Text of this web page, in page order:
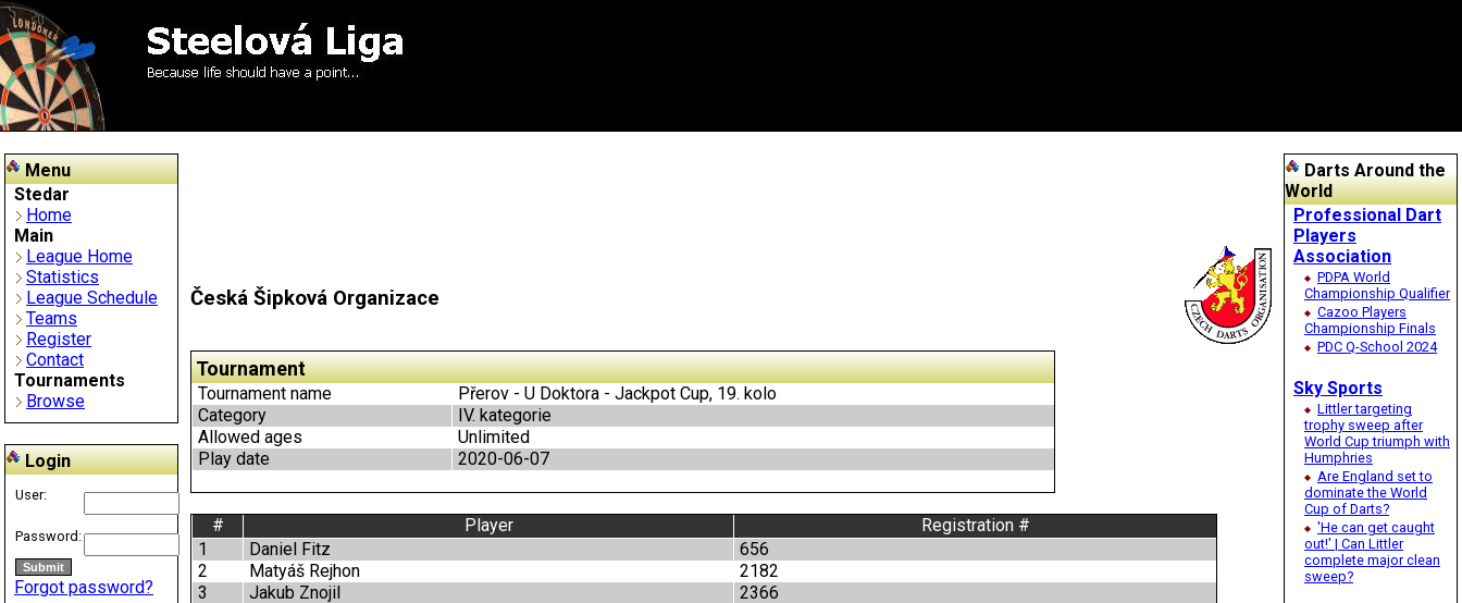
Menu
Stedar
Home
Main
League Home
Statistics
League Schedule
Teams
Register
Contact
Tournaments
Browse
Login
User:
Password:
Forgot password?
Darts Around the
World
Professional Dart
Players
Association
PDPA World
Championship Qualifier
Cazoo Players
Championship Finals
PDC Q-School 2024
Sky Sports
Littler targeting
trophy sweep after
World Cup triumph with
Humphries
Are England set to
dominate the World
Cup of Darts?
'He can get caught
out!' | Can Littler
complete major clean
sweep?
Česká Šipková Organizace
Tournament
Tournament name
Přerov - U Doktora - Jackpot Cup, 19. kolo
Category
IV. kategorie
Allowed ages
Unlimited
Play date
2020-06-07
# Player
Registration #
1
Daniel Fitz
656
2
Matyáš Rejhon
2182
3
Jakub Znojil
2366